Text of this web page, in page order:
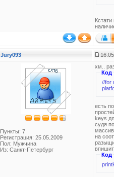
Jury093
Пункты: 7
Регистрация: 25.05.2009
Пол: Мужчина
Из: Санкт-Петербург
хм..
Код
//for
есть
keys
судя
на
Код